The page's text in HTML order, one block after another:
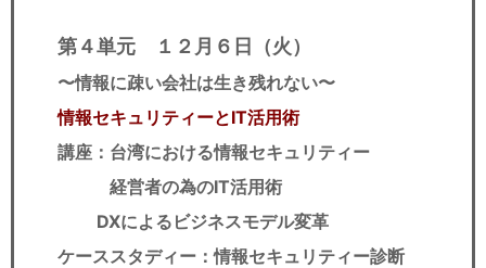
第４単元 １２月６日（火）
〜情報に疎い会社は生き残れない〜
情報セキュリティーとIT活用術
講座：台湾における情報セキュリティー
経営者の為のIT活用術
DXによるビジネスモデル変革
ケーススタディー：情報セキュリティー診断